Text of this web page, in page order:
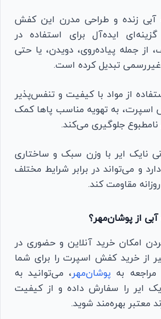
آبی زنده و طراحی مدرن این کفش
ایده‌آل برای استفاده در
از جمله پیاده‌روی، دویدن، یا حتی
تبدیل کرده است.
از مواد با کیفیت و تنفس‌پذیر
به تهویه مناسب پاها کمک
نامطبوع جلوگیری می‌کند.
نایک ایر با وزن سبک و ساختاری
و می‌تواند در برابر شرایط مختلف
مقاومت کند.
از پوشان‌مهر؟
امکان خرید آنلاین و حضوری در
از خرید کفش اسپرت را برای شما
به پوشان‌مهر، می‌توانید به
ایر را سفارش داده و از کیفیت
معتبر بهره‌مند شوید.